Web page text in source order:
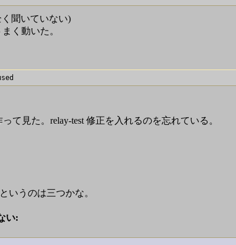
聞いていない)
く動いた。
って見た。relay-test 修正を入れるのを忘れている。
いうのは三つかな。
い: